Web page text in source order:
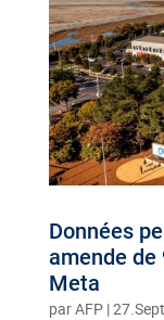
Données
amende de
Meta
parAFP|